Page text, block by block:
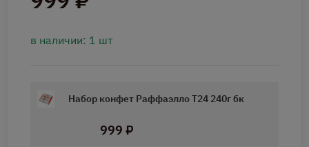
в наличии: 1 шт
Набор конфет Раффаэлло Т24 240г бк
999 ₽